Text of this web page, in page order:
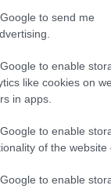
to send me
to enable
like cookies on
in apps.
to enable
of the website
to enable
és Szolgáltató Kft.
rejtett,
megújításának
és a helyi